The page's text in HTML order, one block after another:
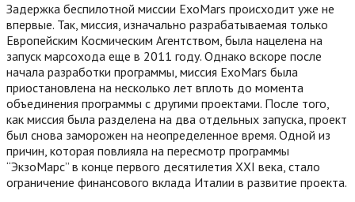
Задержка беспилотной миссии ExoMars происходит уже не
впервые. Так, миссия, изначально разрабатываемая только
Европейским Космическим Агентством, была нацелена на
запуск марсохода еще в 2011 году. Однако вскоре после
начала разработки программы, миссия ExoMars была
приостановлена на несколько лет вплоть до момента
объединения программы с другими проектами. После того,
как миссия была разделена на два отдельных запуска, проект
был снова заморожен на неопределенное время. Одной из
причин, которая повлияла на пересмотр программы
“ЭкзоМарс” в конце первого десятилетия XXI века, стало
ограничение финансового вклада Италии в развитие проекта.